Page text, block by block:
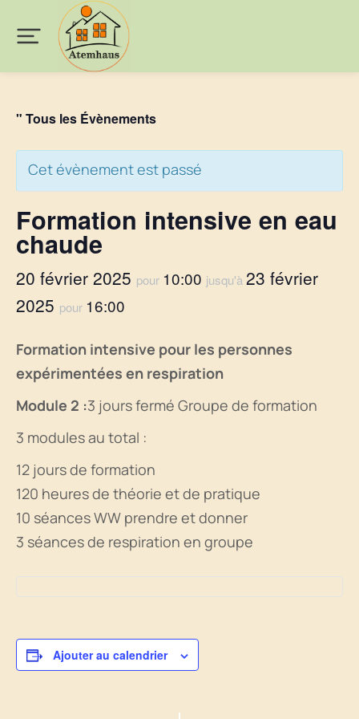
" Tous les Évènements
Cet évènement est passé
Formation intensive en eau
chaude
20 février 2025 pour 10:00 jusqu'à 23 février
2025 pour 16:00
Formation intensive pour les personnes
expérimentées en respiration
Module 2 :3 jours fermé Groupe de formation
3 modules au total :
12 jours de formation
120 heures de théorie et de pratique
10 séances WW prendre et donner
3 séances de respiration en groupe
Ajouter au calendrier